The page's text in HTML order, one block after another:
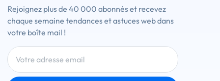
Rejoignez plus de 40 000 abonnés et recevez
chaque semaine tendances et astuces web dans
votre boîte mail !